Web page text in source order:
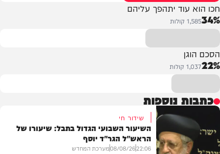
חכו הוא עוד יתהפך עליהם
34%1,585 קולות
הסכם הוגן
22%1,037 קולות
כתבות נוספות
שידור חי
השיעור השבועי הגדול בתבל: שיעורו של
הראש"ל הגר"ד יוסף
22:06
08/08/26מערכת המחדש